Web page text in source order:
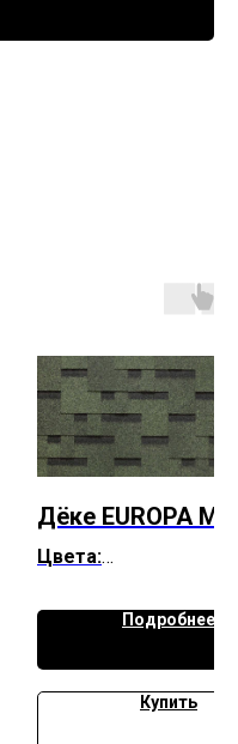
Дёке EUROPA
Цвета:
Красный Подробнее
Купить